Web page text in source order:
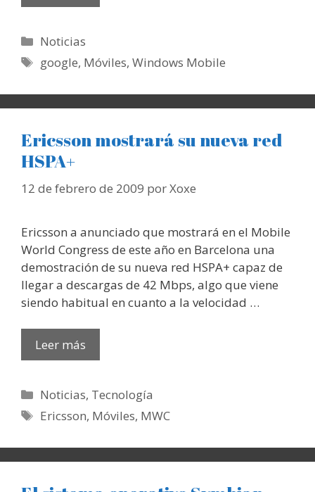
Categorías
Noticias
Etiquetas
google, Móviles,Windows Mobile
Ericsson mostrará su nueva red
HSPA+
12 de febrero de 2009 porXoxe
Ericsson a anunciado que mostrará en el Mobile
World Congress de este año en Barcelona una
demostración de su nueva red HSPA+ capaz de
llegar a descargas de 42 Mbps, algo que viene
siendo habitual en cuanto a la velocidad …
Leer más
Categorías
Noticias, Tecnología
Etiquetas
Ericsson, Móviles, MWC